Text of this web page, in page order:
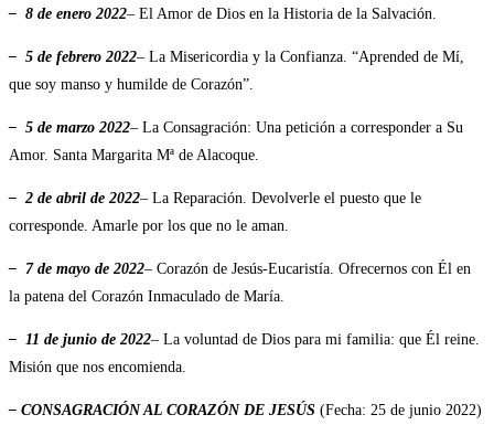
– 8 de enero 2022– El Amor de Dios en la Historia de la Salvación.
– 5 de febrero 2022– La Misericordia y la Confianza. “Aprended de Mí,
que soy manso y humilde de Corazón”.
– 5 de marzo 2022– La Consagración: Una petición a corresponder a Su
Amor. Santa Margarita Mª de Alacoque.
– 2 de abril de 2022– La Reparación. Devolverle el puesto que le
corresponde. Amarle por los que no le aman.
– 7 de mayo de 2022– Corazón de Jesús-Eucaristía. Ofrecernos con Él en
la patena del Corazón Inmaculado de María.
– 11 de junio de 2022– La voluntad de Dios para mi familia: que Él reine.
Misión que nos encomienda.
– CONSAGRACIÓN AL CORAZÓN DE JESÚS (Fecha: 25 de junio 2022)